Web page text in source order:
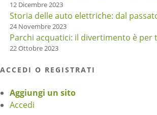
12 Dicembre 2023
Storia delle auto elettriche: dal
24 Novembre 2023
Parchi acquatici: il divertimento è per
22 Ottobre 2023
ACCEDI O REGISTRATI
Aggiungi un sito
Accedi